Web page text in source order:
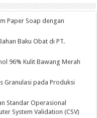
Paper Soap dengan
Baku Obat di PT.
96% Kulit Bawang Merah
Granulasi pada Produksi
Standar Operasional
System Validation (CSV)